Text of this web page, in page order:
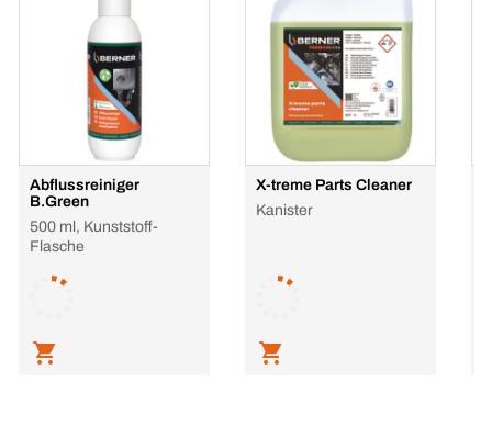
Abflussreiniger
B.Green
500 ml, Kunststoff-
Flasche
X-treme Parts Cleaner
Kanister